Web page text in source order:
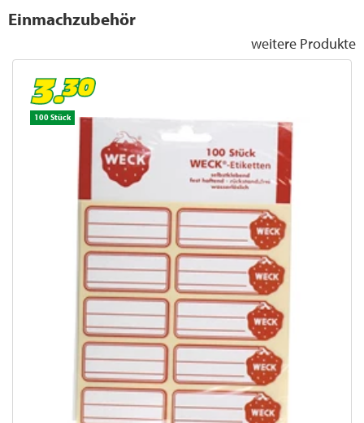
Einmachzubehör
weitere Produkte
100 Stück